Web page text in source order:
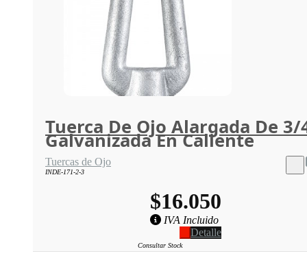
Tuerca De Ojo Alargada De 3/
Galvanizada En Caliente
Tuercas de Ojo
INDE-171-2-3
$16.050
IVA Incluido
Detalle
Consultar Stock